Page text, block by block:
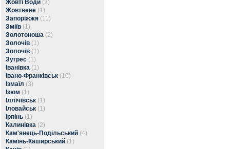
Жовті Води (2)
Жовтневе (1)
Запоріжжя (11)
Зміїв (1)
Золотоноша (2)
Золочів (1)
Золочів (1)
Зугрес (1)
Іванівка (1)
Івано-Франківськ (10)
Ізмаїл (3)
Ізюм (1)
Іллічівськ (1)
Іловайськ (1)
Ірпінь (1)
Калинівка (2)
Кам'янець-Подільський (4)
Камінь-Каширський (1)